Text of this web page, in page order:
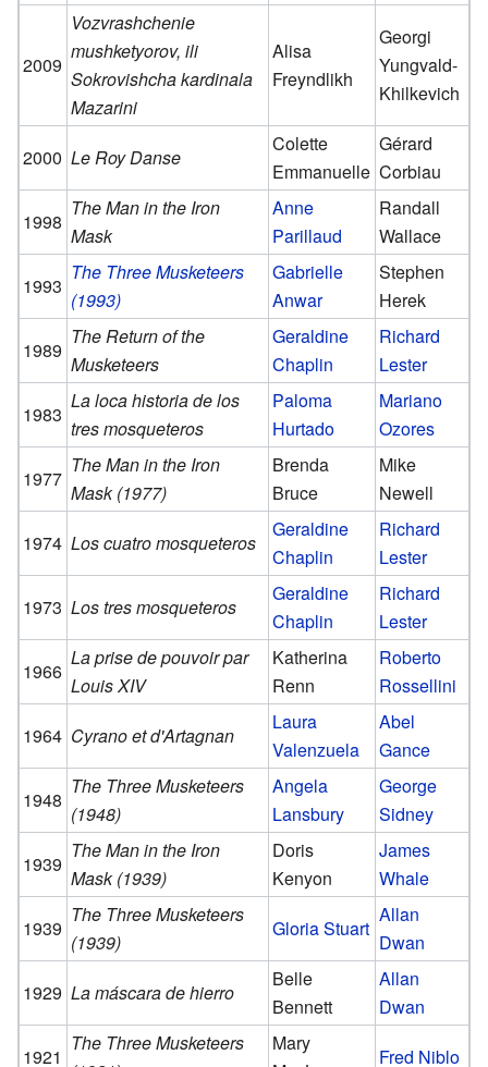
2009
Vozvrashchenie
mushketyorov, ili
Sokrovishcha kardinala
Mazarini
Alisa
Freyndlikh
Georgi
Yungvald-
Khilkevich
2000 Le Roy Danse
Colette
Emmanuelle
Gérard
Corbiau
1998
The Man in the Iron
Mask
Anne
Parillaud
Randall
Wallace
1993
The Three Musketeers
(1993)
Gabrielle
Anwar
Stephen
Herek
1989
The Return of the
Musketeers
Geraldine
Chaplin
Richard
Lester
1983
La loca historia de los
tres mosqueteros
Paloma
Hurtado
Mariano
Ozores
1977
The Man in the Iron
Mask (1977)
Brenda
Bruce
Mike
Newell
1974 Los cuatro mosqueteros
Geraldine
Chaplin
Richard
Lester
1973 Los tres mosqueteros
Geraldine
Chaplin
Richard
Lester
1966
La prise de pouvoir par
Louis XIV
Katherina
Renn
Roberto
Rossellini
1964 Cyrano et d'Artagnan
Laura
Valenzuela
Abel
Gance
1948
The Three Musketeers
(1948)
Angela
Lansbury
George
Sidney
1939
The Man in the Iron
Mask (1939)
Doris
Kenyon
James
Whale
1939
The Three Musketeers
(1939)
Gloria Stuart
Allan
Dwan
1929 La máscara de hierro
Belle
Bennett
Allan
Dwan
1921
The Three Musketeers
Mary
Fred Niblo